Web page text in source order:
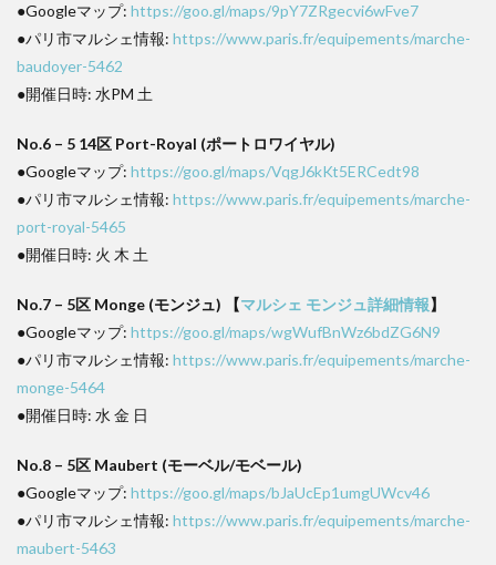
●Googleマップ: https://goo.gl/maps/9pY7ZRgecvi6wFve7
●パリ市マルシェ情報: https://www.paris.fr/equipements/marche-
baudoyer-5462
●開催日時: 水PM 土
No.6 – 5 14区 Port-Royal (ポートロワイヤル)
●Googleマップ: https://goo.gl/maps/VqgJ6kKt5ERCedt98
●パリ市マルシェ情報: https://www.paris.fr/equipements/marche-
port-royal-5465
●開催日時: 火 木 土
No.7 – 5区 Monge (モンジュ) 【マルシェ モンジュ詳細情報】
●Googleマップ: https://goo.gl/maps/wgWufBnWz6bdZG6N9
●パリ市マルシェ情報: https://www.paris.fr/equipements/marche-
monge-5464
●開催日時: 水 金 日
No.8 – 5区 Maubert (モーベル/モベール)
●Googleマップ: https://goo.gl/maps/bJaUcEp1umgUWcv46
●パリ市マルシェ情報: https://www.paris.fr/equipements/marche-
maubert-5463